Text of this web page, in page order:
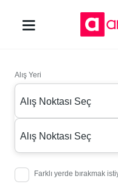
Alış Yeri
Alış Noktası Seç
Alış Noktası Seç
Farklı yerde bırakmak